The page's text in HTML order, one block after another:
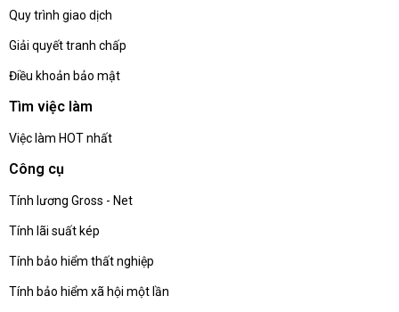
Quy trình giao dịch
Giải quyết tranh chấp
Điều khoản bảo mật
Tìm việc làm
Việc làm HOT nhất
Công cụ
Tính lương Gross - Net
Tính lãi suất kép
Tính bảo hiểm thất nghiệp
Tính bảo hiểm xã hội một lần